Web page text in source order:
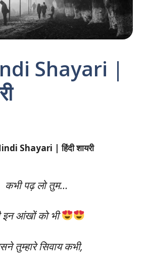
Shayari |
Shayari | हिंदी शायरी
कभी पढ़ लो तुम…
इन आंखों को भी
तुम्हारे सिवाय कभी,